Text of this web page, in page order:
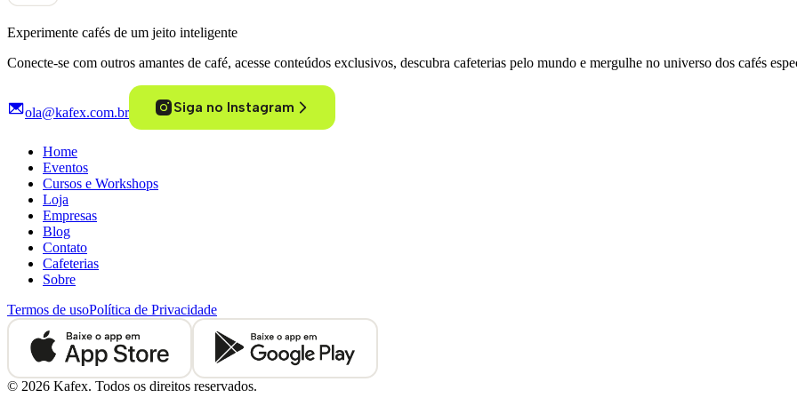
Experimente cafés de um jeito inteligente
Conecte-se com outros amantes de café, acesse conteúdos exclusivos, descubra cafeterias pelo mundo e mergulhe no universo dos cafés
ola@kafex.com.br Siga no Instagram
Home
Eventos
Cursos e Workshops
Loja
Empresas
Blog
Contato
Cafeterias
Sobre
Termos de usoPolítica de Privacidade
© 2026 Kafex. Todos os direitos reservados.